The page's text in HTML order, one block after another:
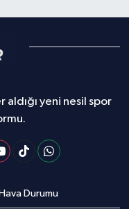
yeni nesil spor
Hava Durumu